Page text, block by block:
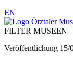
EN
FILTER MUSEEN
Veröffentlichung 15/